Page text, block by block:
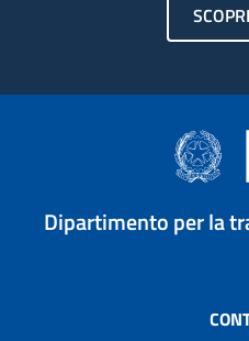
Dipartimento per la